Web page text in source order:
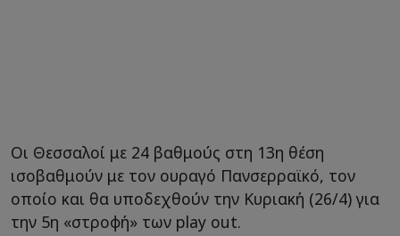
Οι Θεσσαλοί με 24 βαθμούς στη 13η θέση
ισοβαθμούν με τον ουραγό Πανσερραϊκό, τον
οποίο και θα υποδεχθούν την Κυριακή (26/4) για
την 5η «στροφή» των play out.